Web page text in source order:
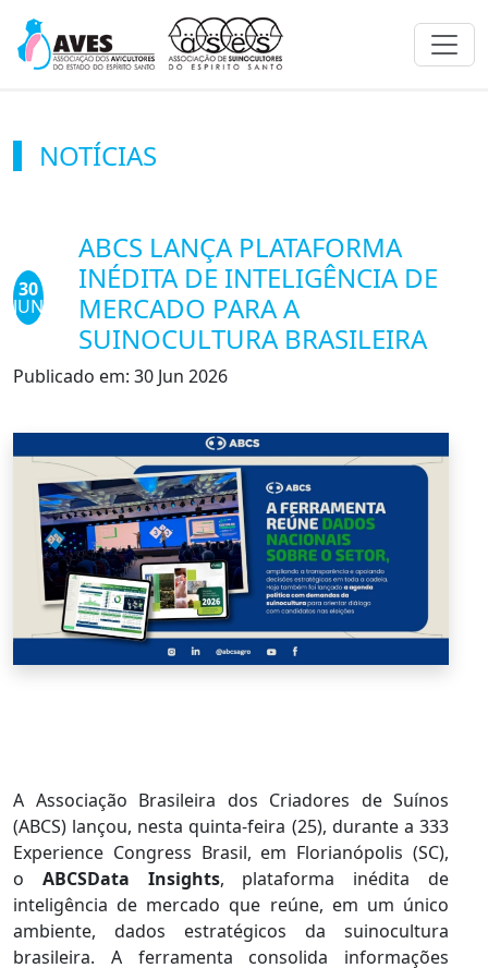
NOTÍCIAS
30
JUN
ABCS LANÇA PLATAFORMA
INÉDITA DE INTELIGÊNCIA DE
MERCADO PARA A
SUINOCULTURA BRASILEIRA
Publicado em: 30 Jun 2026
A Associação Brasileira dos Criadores de Suínos
(ABCS) lançou, nesta quinta-feira (25), durante a 333
Experience Congress Brasil, em Florianópolis (SC),
o
ABCSData Insights, plataforma inédita de
inteligência de mercado que reúne, em um único
ambiente, dados estratégicos da suinocultura
brasileira. A ferramenta consolida informações